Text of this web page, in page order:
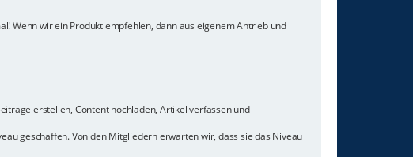
Wenn wir ein Produkt empfehlen, dann aus eigenem Antrieb und
erstellen, Content hochladen, Artikel verfassen und
geschaffen. Von den Mitgliedern erwarten wir, dass sie das Niveau